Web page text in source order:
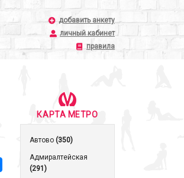
добавить анкету
личный кабинет
правила
КАРТА МЕТРО
Автово (350)
Адмиралтейская
(291)